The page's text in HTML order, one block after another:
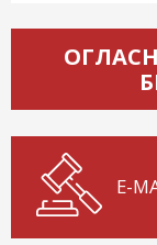
Е-